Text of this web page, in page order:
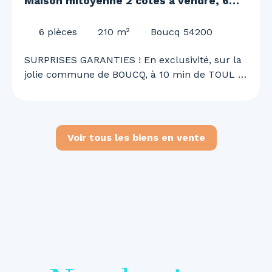
6 pièces 210 m² Boucq 54200
SURPRISES GARANTIES ! En exclusivité, sur la
jolie commune de BOUCQ, à 10 min de TOUL et
rénovée en 2022 ! 4 chambres, garage double,
piscine, panneaux solaire.. et bien d'autre à
Voir tous les biens en vente